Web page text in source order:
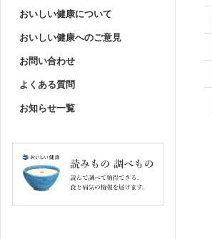
おいしい健康について
おいしい健康へのご意見
お問い合わせ
よくある質問
お知らせ一覧